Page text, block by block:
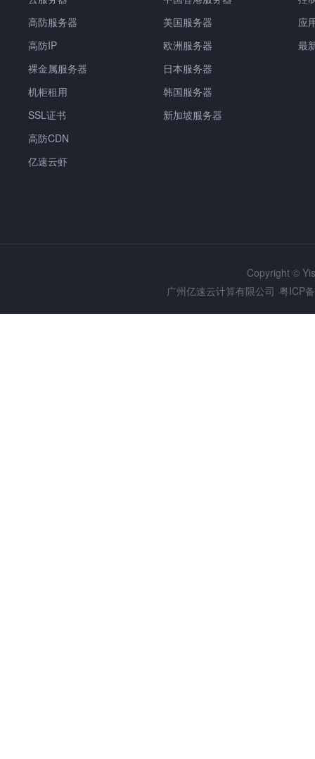
高防服务器
高防IP
裸金属服务器
机柜租用
SSL证书
高防CDN
亿速云虾
美国服务器
欧洲服务器
日本服务器
韩国服务器
新加坡服务器
应
最
Copyright ©
广州亿速云计算有限公司 粤ICP